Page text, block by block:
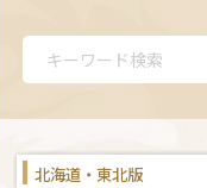
北海道・東北版